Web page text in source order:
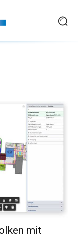
mit